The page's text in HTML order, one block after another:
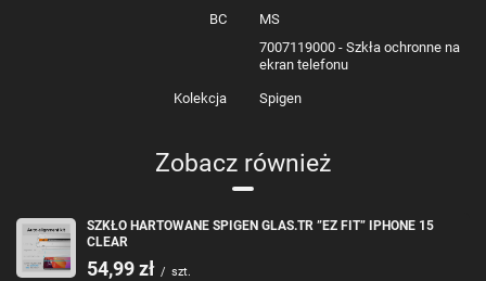
- Nie wpływa na funkcjonalność dotyku
1 x Szkło Spigen Glas.TR Privacy
BC
MS
7007119000 - Szkła ochronne na
ekran telefonu
Kolekcja Spigen
Zobacz również
SZKŁO HARTOWANE SPIGEN GLAS.TR ”EZ FIT” IPHONE 15
CLEAR
54,99 zł / szt.